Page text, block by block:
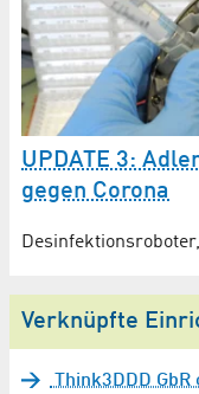
UPDATE 3:
gegen Corona
Verknüpfte
Think3DDD